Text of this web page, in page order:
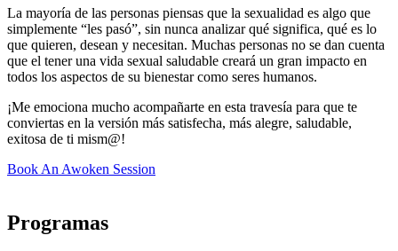
La mayoría de las personas piensas que la sexualidad es algo que
simplemente “les pasó”, sin nunca analizar qué significa, qué es lo
que quieren, desean y necesitan. Muchas personas no se dan cuenta
que el tener una vida sexual saludable creará un gran impacto en
todos los aspectos de su bienestar como seres humanos.
¡Me emociona mucho acompañarte en esta travesía para que te
conviertas en la versión más satisfecha, más alegre, saludable,
exitosa de ti mism@!
Book An Awoken Session
Programas